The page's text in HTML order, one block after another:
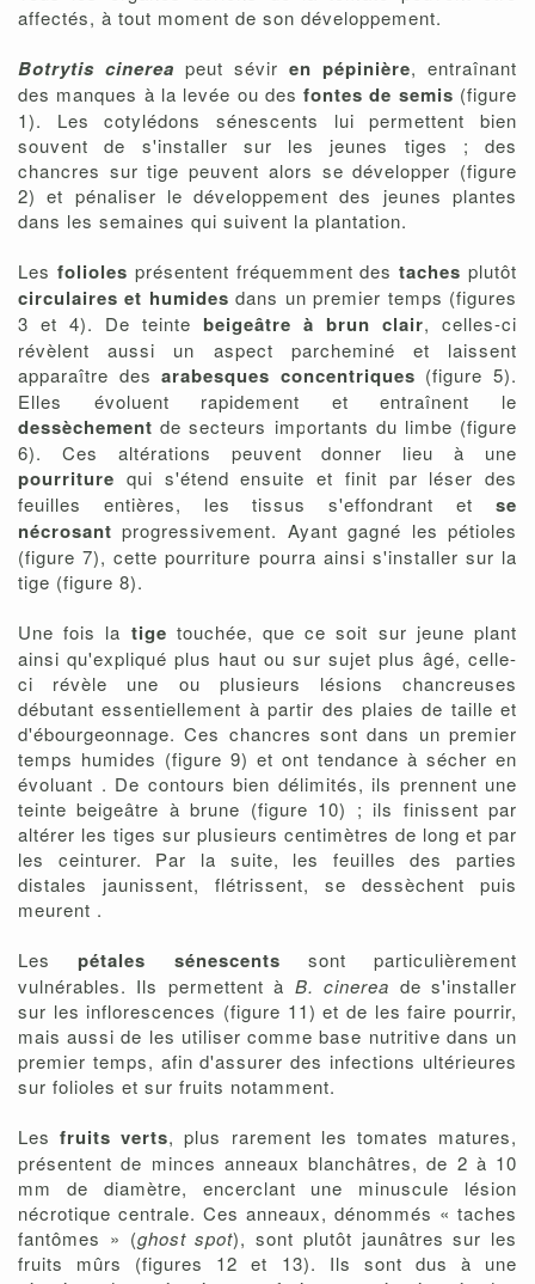
affectés, à tout moment de son développement.
Botrytis cinerea peut sévir en pépinière, entraînant
des manques à la levée ou des fontes de semis (figure
1). Les cotylédons sénescents lui permettent bien
souvent de s'installer sur les jeunes tiges ; des
chancres sur tige peuvent alors se développer (figure
2) et pénaliser le développement des jeunes plantes
dans les semaines qui suivent la plantation.
Les folioles présentent fréquemment destaches plutôt
circulaires et humides dans un premier temps (figures
3 et 4). De teinte beigeâtre à brun clair, celles-ci
révèlent aussi un aspect parcheminé et laissent
apparaître desarabesques concentriques (figure 5).
Elles évoluent rapidement et entraînent le
dessèchement de secteurs importants du limbe (figure
6). Ces altérations peuvent donner lieu à une
pourriture qui s'étend ensuite et finit par léser des
feuilles entières, les tissus s'effondrant et se
nécrosant progressivement. Ayant gagné les pétioles
(figure 7), cette pourriture pourra ainsi s'installer sur la
tige (figure 8).
Une fois la tige touchée, que ce soit sur jeune plant
ainsi qu'expliqué plus haut ou sur sujet plus âgé, celle-
ci révèle une ou plusieurs lésions chancreuses
débutant essentiellement à partir des plaies de taille et
d'ébourgeonnage. Ces chancres sont dans un premier
temps humides (figure 9) et ont tendance à sécher en
évoluant . De contours bien délimités, ils prennent une
teinte beigeâtre à brune (figure 10) ; ils finissent par
altérer les tiges sur plusieurs centimètres de long et par
les ceinturer. Par la suite, les feuilles des parties
distales jaunissent, flétrissent, se dessèchent puis
meurent .
Les
pétales sénescents sont particulièrement
vulnérables. Ils permettent à B. cinerea de s'installer
sur les inflorescences (figure 11) et de les faire pourrir,
mais aussi de les utiliser comme base nutritive dans un
premier temps, afin d'assurer des infections ultérieures
sur folioles et sur fruits notamment.
Lesfruits verts, plus rarement les tomates matures,
présentent de minces anneaux blanchâtres, de 2 à 10
mm de diamètre, encerclant une minuscule lésion
nécrotique centrale. Ces anneaux, dénommés « taches
fantômes » (ghost spot), sont plutôt jaunâtres sur les
fruits mûrs (figures 12 et 13). Ils sont dus à une